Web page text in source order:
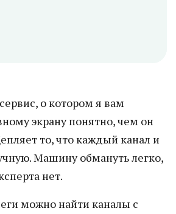
о котором я вам
экрану понятно, чем он
то, что каждый канал и
Машину обмануть легко,
нет.
можно найти каналы с